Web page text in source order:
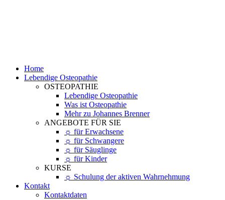
Home
Lebendige Osteopathie
OSTEOPATHIE
Lebendige Osteopathie
Was ist Osteopathie
Mehr zu Johannes Brenner
ANGEBOTE FÜR SIE
☼ für Erwachsene
☼ für Schwangere
☼ für Säuglinge
☼ für Kinder
KURSE
☼ Schulung der aktiven Wahrnehmung
Kontakt
Kontaktdaten